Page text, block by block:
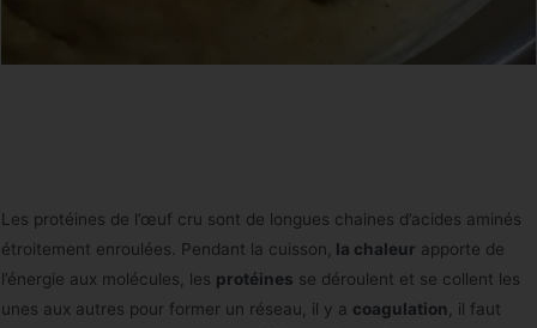
Les protéines de l’œuf cru sont de longues chaines d’acides aminés
étroitement enroulées. Pendant la cuisson, la chaleur apporte de
l’énergie aux molécules, les protéines se déroulent et se collent les
unes aux autres pour former un réseau, il y a coagulation , il faut